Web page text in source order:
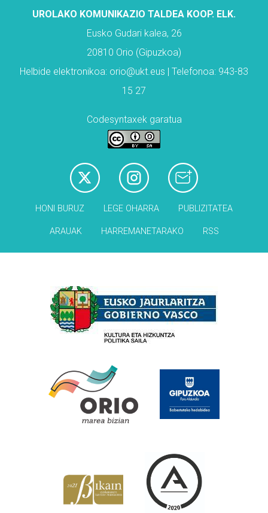
UROLAKO KOMUNIKAZIO TALDEA KOOP. ELK.
Eusko Gudari kalea, 26
20810 Orio (Gipuzkoa)
Helbide elektronikoa: orio@ukt.eus | Telefonoa: 943-83
15 27
Codesyntaxek garatua
HONI BURUZ LEGE OHARRA PUBLIZITATEA
ARAUAK HARREMANETARAKO RSS